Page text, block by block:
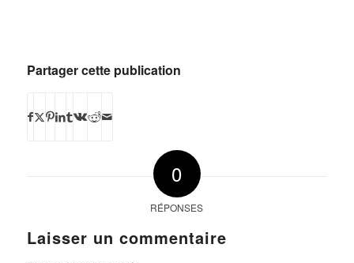
Partager cette publication
0
RÉPONSES
Laisser un commentaire